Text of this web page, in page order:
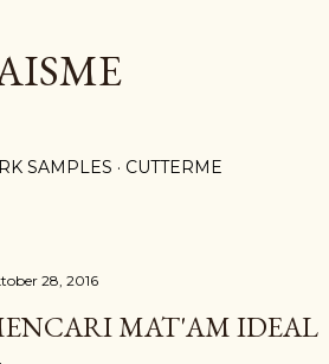
SAMPLES CUTTERME
28, 2016
MAT'AM IDEAL